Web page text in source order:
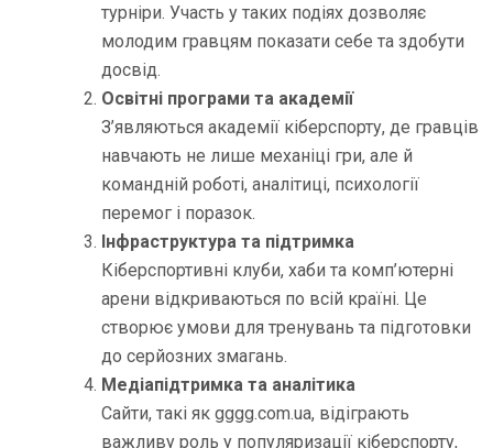
турніри. Участь у таких подіях дозволяє
молодим гравцям показати себе та здобути
досвід.
Освітні програми та академії
З’являються академії кіберспорту, де гравців
навчають не лише механіці гри, але й
командній роботі, аналітиці, психології
перемог і поразок.
Інфраструктура та підтримка
Кіберспортивні клуби, хаби та комп’ютерні
арени відкриваються по всій країні. Це
створює умови для тренувань та підготовки
до серйозних змагань.
Медіапідтримка та аналітика
Сайти, такі як gggg.com.ua, відіграють
важливу роль у популяризації кіберспорту,